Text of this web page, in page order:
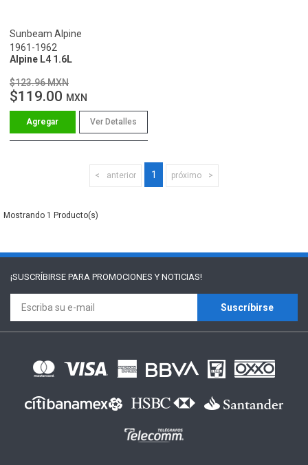
Sunbeam Alpine
1961-1962
Alpine L4 1.6L
$123.96 MXN
$119.00 MXN
Ver Detalles
anterior 1 próximo
1
¡SUSCRÍBIRSE PARA PROMOCIONES Y NOTICIAS!
Suscríbirse